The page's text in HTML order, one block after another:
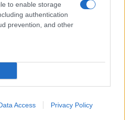
to enable storage
authentication
prevention, and other
Access Privacy Policy
e infanzia: prevenire
calore